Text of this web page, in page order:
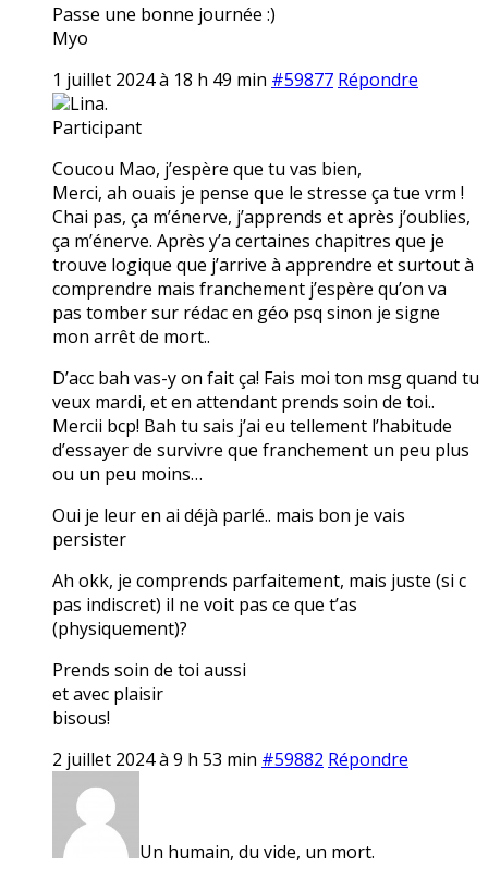
Passe une bonne journée :)
Myo
1 juillet 2024 à 18 h 49 min #59877 Répondre
Lina.
Participant
Coucou Mao, j’espère que tu vas bien,
Merci, ah ouais je pense que le stresse ça tue vrm !
Chai pas, ça m’énerve, j’apprends et après j’oublies,
ça m’énerve. Après y’a certaines chapitres que je
trouve logique que j’arrive à apprendre et surtout à
comprendre mais franchement j’espère qu’on va
pas tomber sur rédac en géo psq sinon je signe
mon arrêt de mort..
D’acc bah vas-y on fait ça! Fais moi ton msg quand tu
veux mardi, et en attendant prends soin de toi..
Mercii bcp! Bah tu sais j’ai eu tellement l’habitude
d’essayer de survivre que franchement un peu plus
ou un peu moins…
Oui je leur en ai déjà parlé.. mais bon je vais
persister
Ah okk, je comprends parfaitement, mais juste (si c
pas indiscret) il ne voit pas ce que t’as
(physiquement)?
Prends soin de toi aussi
et avec plaisir
bisous!
2 juillet 2024 à 9 h 53 min #59882 Répondre
Un humain, du vide, un mort.